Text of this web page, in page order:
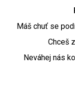
Máš chuť se
Chceš
Neváhej nás